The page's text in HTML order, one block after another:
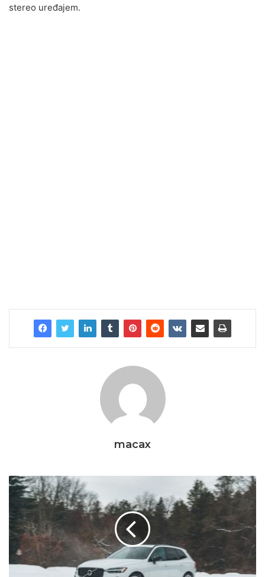
stereo uređajem.
macax